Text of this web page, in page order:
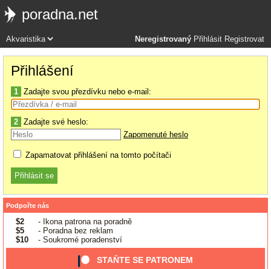
poradna.net
Neregistrovaný Přihlásit Registrovat
Přihlášení
1 Zadajte svou přezdívku nebo e-mail:
2 Zadajte své heslo:
Zapomenuté heslo
Zapamatovat přihlášení na tomto počítači
Podpořte nás
$2
- Ikona patrona na poradně
$5
- Poradna bez reklam
$10
- Soukromé poradenství
STAŇTE SE PATRONEM